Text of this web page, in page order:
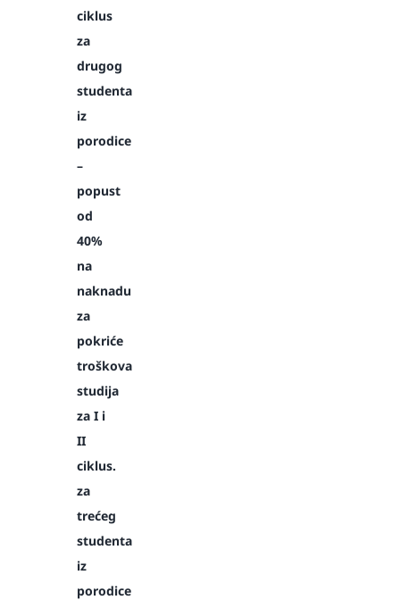
ciklus
za
drugog
studenta
iz
porodice
–
popust
od
40%
na
naknadu
za
pokriće
troškova
studija
za I i
II
ciklus.
za
trećeg
studenta
iz
porodice